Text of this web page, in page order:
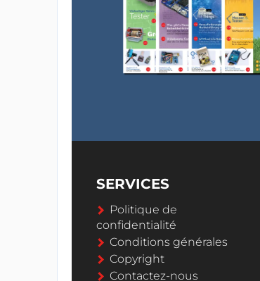
SERVICES
Politique de
confidentialité
Conditions générales
Copyright
Contactez-nous